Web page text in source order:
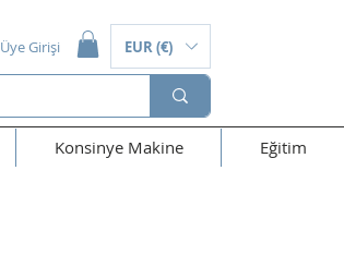
Üye Girişi EUR (€)
Konsinye Makine Eğitim